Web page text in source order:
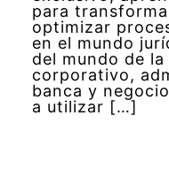
para
optimizar
en el mundo
del mundo de
corporativo,
banca y
a utilizar […]